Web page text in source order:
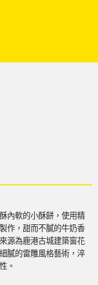
內軟的小酥餅，使用精
作，甜而不膩的牛奶香
源為鹿港古城建築窗花
膩的雷雕風格藝術，淬
。